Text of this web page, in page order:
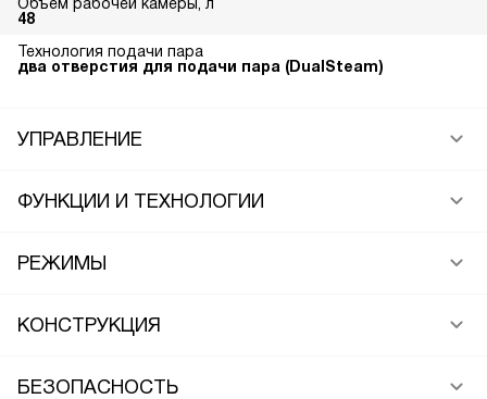
48
Технология подачи пара
два отверстия для подачи пара (DualSteam)
УПРАВЛЕНИЕ
ФУНКЦИИ И ТЕХНОЛОГИИ
РЕЖИМЫ
КОНСТРУКЦИЯ
БЕЗОПАСНОСТЬ